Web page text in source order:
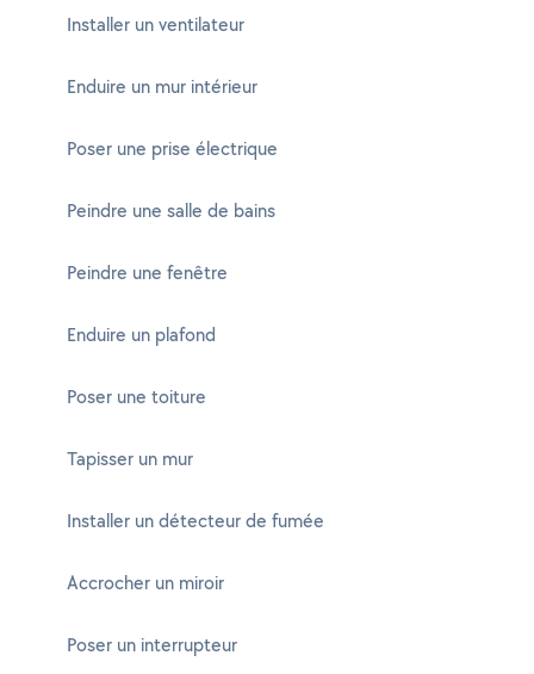
Installer un ventilateur
Enduire un mur intérieur
Poser une prise électrique
Peindre une salle de bains
Peindre une fenêtre
Enduire un plafond
Poser une toiture
Tapisser un mur
Installer un détecteur de fumée
Accrocher un miroir
Poser un interrupteur